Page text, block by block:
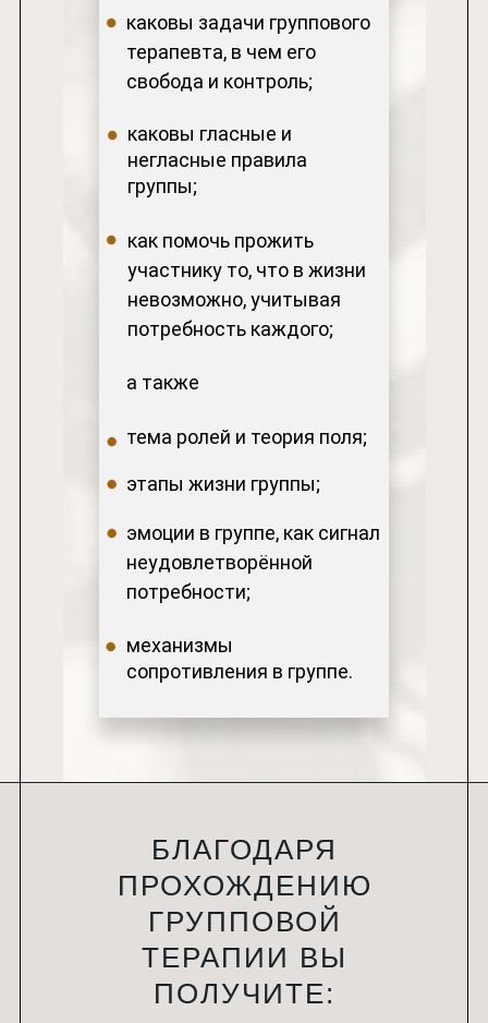
каковы задачи группового
терапевта, в чем его
свобода и контроль;
каковы гласные и
негласные правила
группы;
а также
как помочь прожить
участнику то, что в жизни
невозможно, учитывая
потребность каждого;
тема ролей и теория поля;
этапы жизни группы;
механизмы
сопротивления в группе.
эмоции в группе, как сигнал
неудовлетворённой
потребности;
БЛАГОДАРЯ
ПРОХОЖДЕНИЮ
ГРУППОВОЙ
ТЕРАПИИ ВЫ
ПОЛУЧИТЕ: